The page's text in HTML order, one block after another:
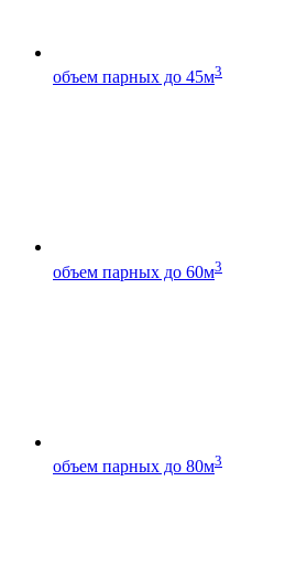
объем парных до 45м3
объем парных до 60м3
объем парных до 80м3